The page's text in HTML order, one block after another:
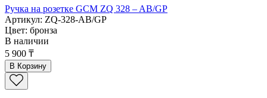
Ручка на розетке GCM ZQ 328 – AB/GP
Артикул: ZQ-328-AB/GP
Цвет: бронза
В наличии
5 900 ₸
В Корзину